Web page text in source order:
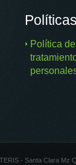
Políticas
Política
- Santa Clara Mz